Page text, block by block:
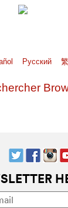
Pусский